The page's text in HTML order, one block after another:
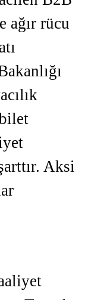
ağır rücu
Aksi